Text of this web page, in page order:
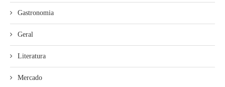
Gastronomia
Geral
Literatura
Mercado